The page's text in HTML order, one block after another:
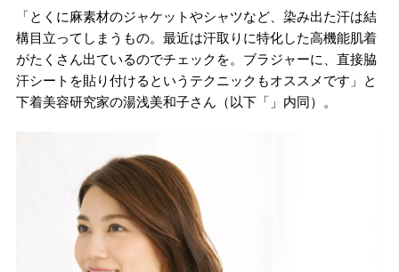
「とくに麻素材のジャケットやシャツなど、染み出た汗は結
構目立ってしまうもの。最近は汗取りに特化した高機能肌着
がたくさん出ているのでチェックを。ブラジャーに、直接脇
汗シートを貼り付けるというテクニックもオススメです」と
下着美容研究家の湯浅美和子さん（以下「」内同）。